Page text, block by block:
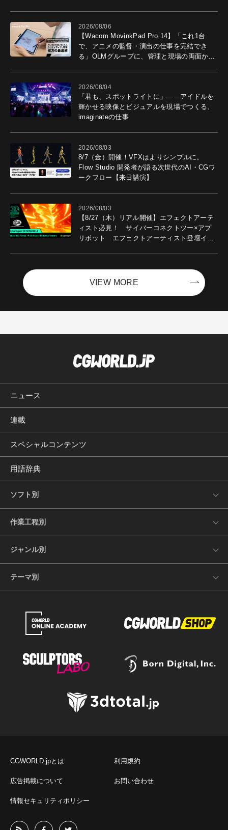
2026/08/06
【Wacom MovinkPad Pro 14】「これ1台
で、アニメの監督・演出の仕事を完結でき
る」OLMグループに、管理と現場の両面から
2026/08/04
「君も、スポットライトに」――アイドルを
輝かせる映像とビジュアルを現場でつくる、
imaginateの仕事
2026/08/03
8/7（金）開催！VFXはよりシンプルに。
Flow Studio 開発者が語る次世代のAI・CGワ
ークフロー【来日講演】
2026/08/03
【8/27（木）リアル開催】エフェクトアーテ
ィスト必見！ サイバーコネクトツー×アプ
リボット エフェクトアーティスト登壇イベ
VIEW MORE
ニュース
連載
スペシャルコンテンツ
用語辞典
ソフト別
作業工程別
ジャンル別
テーマ別
CGWORLD.jpとは 利用規約
広告掲載について お問い合わせ
情報セキュリティポリシー